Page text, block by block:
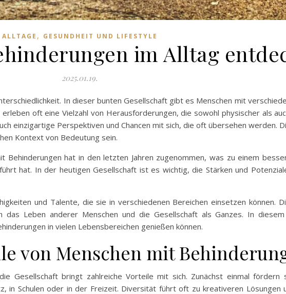
ALLTAGE , GESUNDHEIT UND LIFESTYLE
im Alltag
2025.01.19.
In dieser bunten Gesellschaft gibt es Menschen mit
oft eine Vielzahl von Herausforderungen, die sowohl physischer als
einzigartige Perspektiven und Chancen mit sich, die oft übersehen werden.
Kontext von Bedeutung sein.
hat in den letzten Jahren zugenommen, was zu einem
hat. In der heutigen Gesellschaft ist es wichtig, die Stärken und
und Talente, die sie in verschiedenen Bereichen einsetzen können.
Leben anderer Menschen und die Gesellschaft als Ganzes. In
in vielen Lebensbereichen genießen können.
von Menschen mit
Gesellschaft bringt zahlreiche Vorteile mit sich. Zunächst einmal
in Schulen oder in der Freizeit. Diversität führt oft zu kreativeren Lösungen